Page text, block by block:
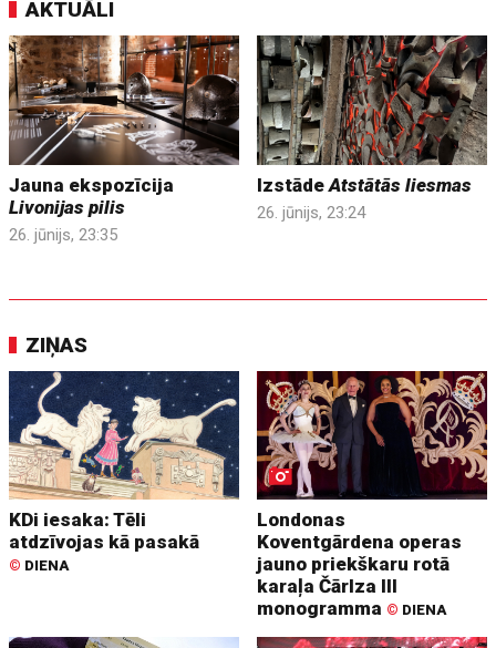
AKTUĀLI
Jauna ekspozīcija
Livonijas pilis
26. jūnijs, 23:35
IzstādeAtstātās liesmas
26. jūnijs, 23:24
ZIŅAS
KDi iesaka: Tēli
atdzīvojas kā pasakā
© DIENA
Londonas
Koventgārdena operas
jauno priekškaru rotā
karaļa Čārlza III
monogramma © DIENA